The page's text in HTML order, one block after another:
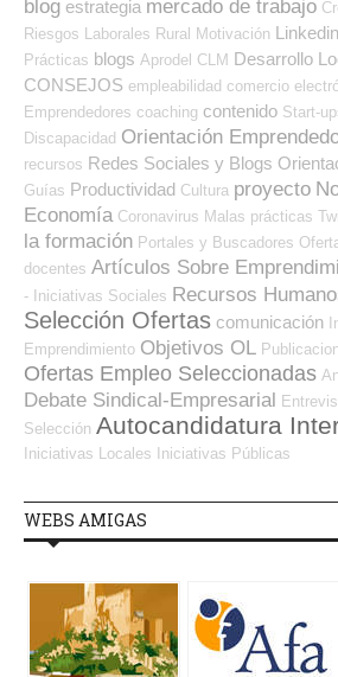
blog estrategia mercado de trabajo
Riesgos Laborales Rural Motivación Linkedin
Prácticas blogs Aprodel CLM Desarrollo
CONSEJOS empleabilidad comercio
Emprendedores coaching contenido Start-
Discapacidad Orientación
recursos Redes Sociales y Blogs
Guías Productividad Cultura proyecto
Economía Coronavirus Malas prácticas
la formación Portales y Buscadores
docentes Artículos Sobre
- Iniciativas Sociales Recursos
Selección Ofertas comunicación
Emprendimiento Objetivos OL
Ofertas Empleo Seleccionadas
Debate Sindical-Empresarial
Selección Autocandidatura
Iniciativas Locales
Iniciativas Públicas
WEBS AMIGAS